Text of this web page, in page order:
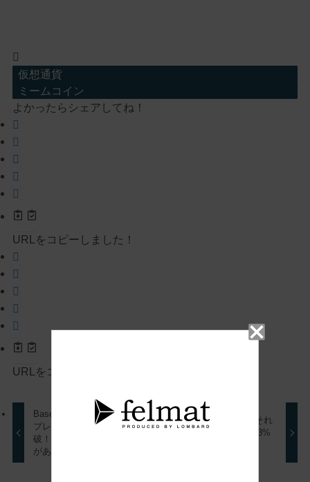
仮想通貨
ミームコイン
よかったらシェアしてね！
URLをコピーしました！
URLをコピーしました！
Base Dawgz（DAWGZ）
プレセールで250万ドル突
破！MOGを超える可能性
があるか（ミームコイン）
Render と Fetch.ai はそれ
ぞれ年初来 48% と 113%